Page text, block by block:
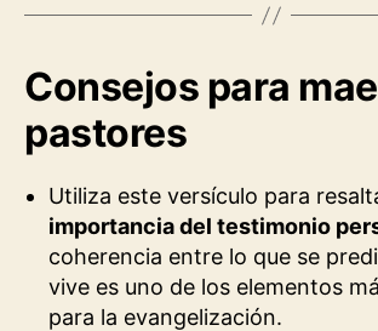
Consejos para
pastores
Utiliza este versículo para
importancia del testimonio
coherencia entre lo que se
vive es uno de los elementos
para la evangelización.